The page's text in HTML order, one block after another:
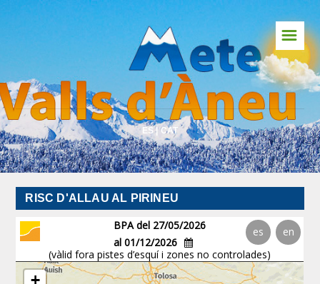
Predicció Pirineu
Predicció Global
Webcams
Vents en temps real
Radar
Llamps
☰
ES | CAT
RISC D'ALLAU AL PIRINEU